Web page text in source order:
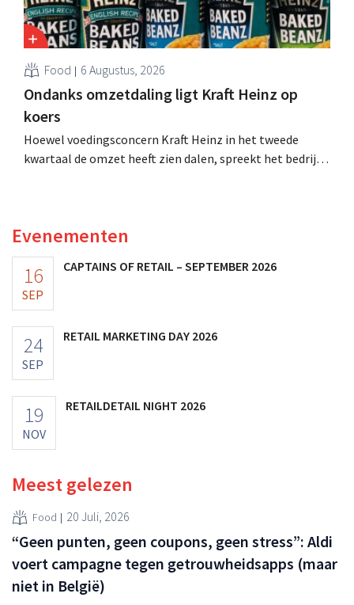
Food 6 Augustus, 2026
Ondanks omzetdaling ligt Kraft Heinz op
koers
Hoewel voedingsconcern Kraft Heinz in het tweede
kwartaal de omzet heeft zien dalen, spreekt het bedrijf
Evenementen
16
SEP
CAPTAINS OF RETAIL – SEPTEMBER 2026
24
SEP
RETAIL MARKETING DAY 2026
19
NOV
RETAILDETAIL NIGHT 2026
Meest gelezen
Food 20 Juli, 2026
“Geen punten, geen coupons, geen stress”: Aldi
voert campagne tegen getrouwheidsapps (maar
niet in België)